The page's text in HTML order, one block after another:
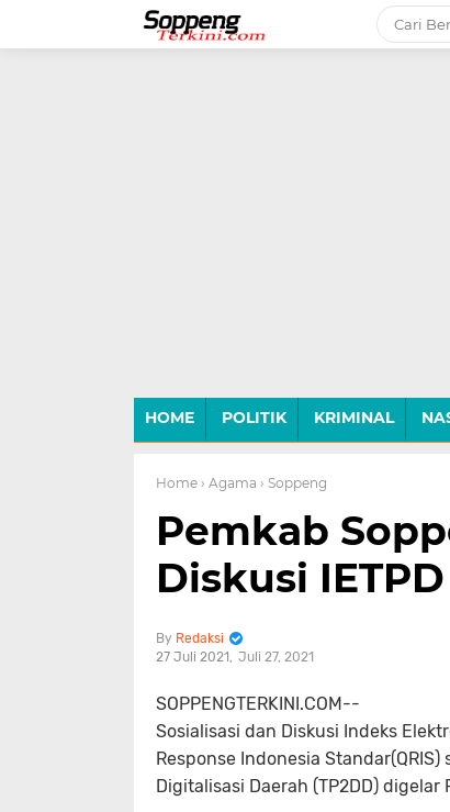
HOME POLITIK KRIMINAL
Home › Agama › Soppeng
Pemkab
Diskusi IETPD
Redaksi
27 Juli 2021
Juli 27, 2021
SOPPENGTERKINI.COM--
Sosialisasi dan Diskusi Indeks
Response Indonesia
Digitalisasi Daerah (TP2DD) digelar